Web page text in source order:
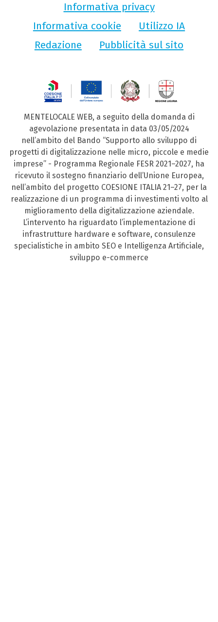
Informativa privacy
Informativa cookie
Utilizzo IA
Redazione
Pubblicità sul sito
MENTELOCALE WEB, a seguito della domanda di
agevolazione presentata in data 03/05/2024
nell’ambito del Bando “Supporto allo sviluppo di
progetti di digitalizzazione nelle micro, piccole e medie
imprese” - Programma Regionale FESR 2021–2027, ha
ricevuto il sostegno finanziario dell’Unione Europea,
nell’ambito del progetto COESIONE ITALIA 21–27, per la
realizzazione di un programma di investimenti volto al
miglioramento della digitalizzazione aziendale.
L’intervento ha riguardato l’implementazione di
infrastrutture hardware e software, consulenze
specialistiche in ambito SEO e Intelligenza Artificiale,
sviluppo e-commerce